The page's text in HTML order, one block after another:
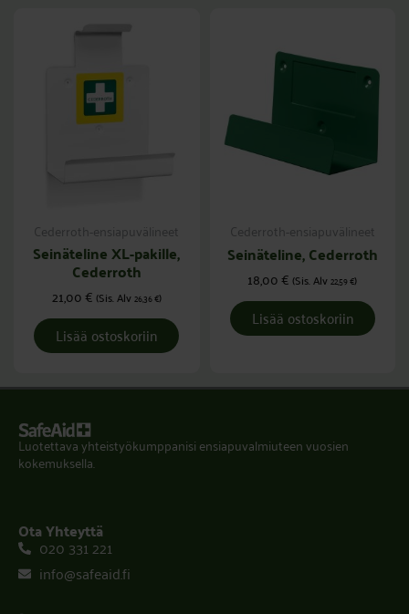
Cederroth-ensiapuvälineet
Seinäteline XL-pakille,
Cederroth
21,00€(Sis. Alv26,36€)
Lisää ostoskoriin
Cederroth-ensiapuvälineet
Seinäteline, Cederroth
18,00€ (Sis. Alv22,59€)
Lisää ostoskoriin
Luotettava yhteistyökumppanisi ensiapuvalmiuteen vuosien
kokemuksella.
Ota Yhteyttä
020 331 221
info@safeaid.fi